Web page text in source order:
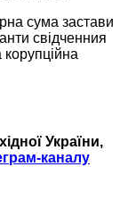
сума застави
свідченния
України,
каналу